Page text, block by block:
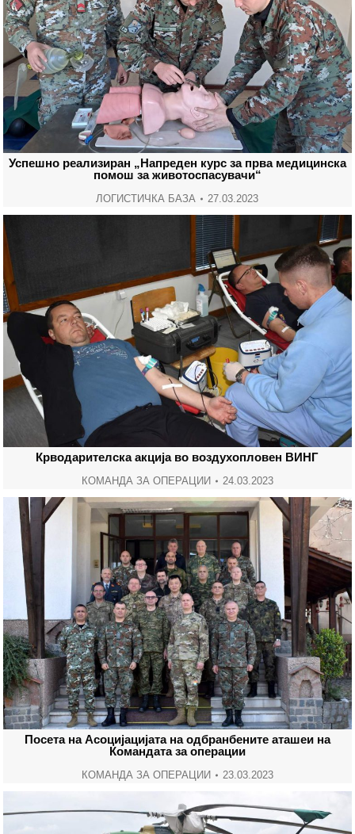
Успешно реализиран „Напреден курс за прва медицинска
помош за животоспасувачи“
ЛОГИСТИЧКА БАЗА 27.03.2023
Крводарителска акција во воздухопловен ВИНГ
КОМАНДА ЗА ОПЕРАЦИИ 24.03.2023
Посета на Асоцијацијата на одбранбените аташеи на
Командата за операции
КОМАНДА ЗА ОПЕРАЦИИ 23.03.2023